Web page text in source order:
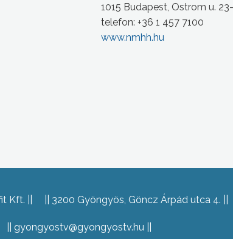
1015 Budapest, Ostrom u.
telefon: +36 1 457 7100
www.nmhh.hu
Kft. 3200 Gyöngyös, Göncz Árpád utca 4.
gyongyostv@gyongyostv.hu